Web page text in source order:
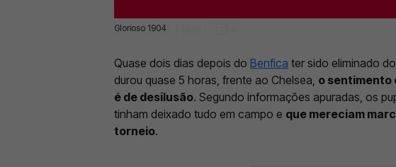
Glorioso 1904
30 Jun 2025 | 14:18 |
Quase dois dias depois do Benfica ter sido eliminado
durou quase 5 horas, frente ao Chelsea, o sentimento
é de desilusão. Segundo informações apuradas, os
tinham deixado tudo em campo e que mereciam
torneio.